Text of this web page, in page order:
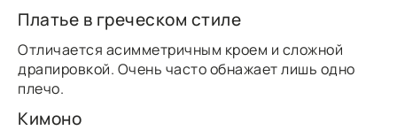
Платье в греческом стиле
Отличается асимметричным кроем и сложной
драпировкой. Очень часто обнажает лишь одно
плечо.
Кимоно